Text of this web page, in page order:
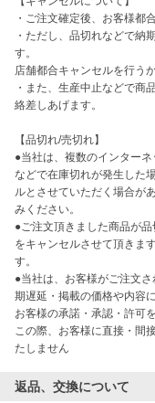
・ご注文確定後、お客様都
・ただし、品切れなどで納
す。
店舗都合キャンセルを行う
・また、生産中止などで商
絡差しあげます。
【品切れ/売切れ】
●当社は、複数のインター
などで在庫切れが発生した
ルとさせていただく場合が
みください。
●ご注文頂きました商品が
をキャンセルさせて頂きま
す。
●当社は、お客様がご注文
期遅延・掲載の価格や内容
お客様の承諾・承認・許可
この際、お客様に直接・間
たしません
返品、交換について